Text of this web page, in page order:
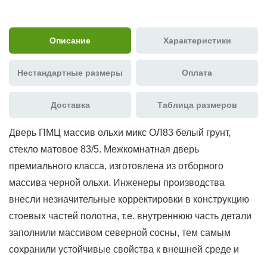
Описание Характеристики
Нестандартные размеры Оплата
Доставка Таблица размеров
Дверь ПМЦ массив ольхи микс ОЛ83 белый грунт,
стекло матовое 83/5. Межкомнатная дверь
премиального класса, изготовлена из отборного
массива черной ольхи. Инженеры производства
внесли незначительные корректировки в конструкцию
стоевых частей полотна, т.е. внутреннюю часть детали
заполнили массивом северной сосны, тем самым
сохранили устойчивые свойства к внешней среде и